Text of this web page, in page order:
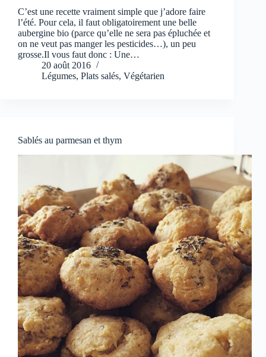
C’est une recette vraiment simple que j’adore faire
l’été. Pour cela, il faut obligatoirement une belle
aubergine bio (parce qu’elle ne sera pas épluchée et
on ne veut pas manger les pesticides…), un peu
grosse.Il vous faut donc : Une…
20 août 2016
Légumes, Plats salés, Végétarien
Sablés au parmesan et thym